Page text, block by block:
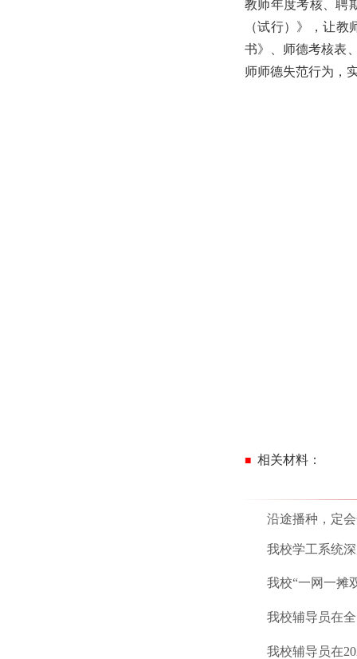
教师年度考核、聘
（试行）》，让
书》、师德考核表
师师德失范行为，
■ 相关材料 ：
沿途播种，定
我校学工系统
我校“一网一摊
我校辅导员在
我校辅导员在